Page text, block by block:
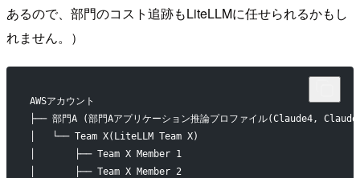
あるので、部門のコスト追跡もLiteLLMに任せられるかもし
れません。）
AWSアカウント
├── 部門A (部門Aアプリケーション推論プロファイル(Claude4,
│   └── Team X(LiteLLM Team X)
│       ├── Team X Member 1
│       ├── Team X Member 2